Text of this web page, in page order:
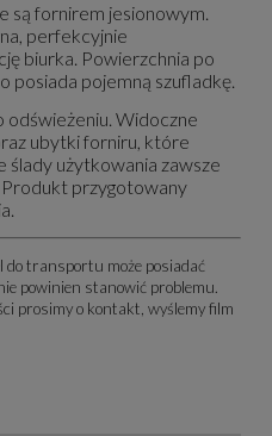
są fornirem jesionowym.
perfekcyjnie
biurka. Powierzchnia po
posiada pojemną szufladkę.
odświeżeniu. Widoczne
ubytki forniru, które
ślady użytkowania zawsze
przygotowany
do transportu może posiadać
powinien stanowić problemu.
prosimy o kontakt, wyślemy film